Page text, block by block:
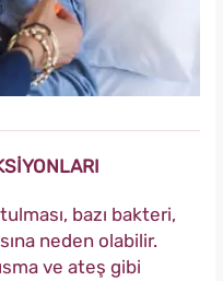
bazı bakteri,
neden olabilir.
ve ateş gibi